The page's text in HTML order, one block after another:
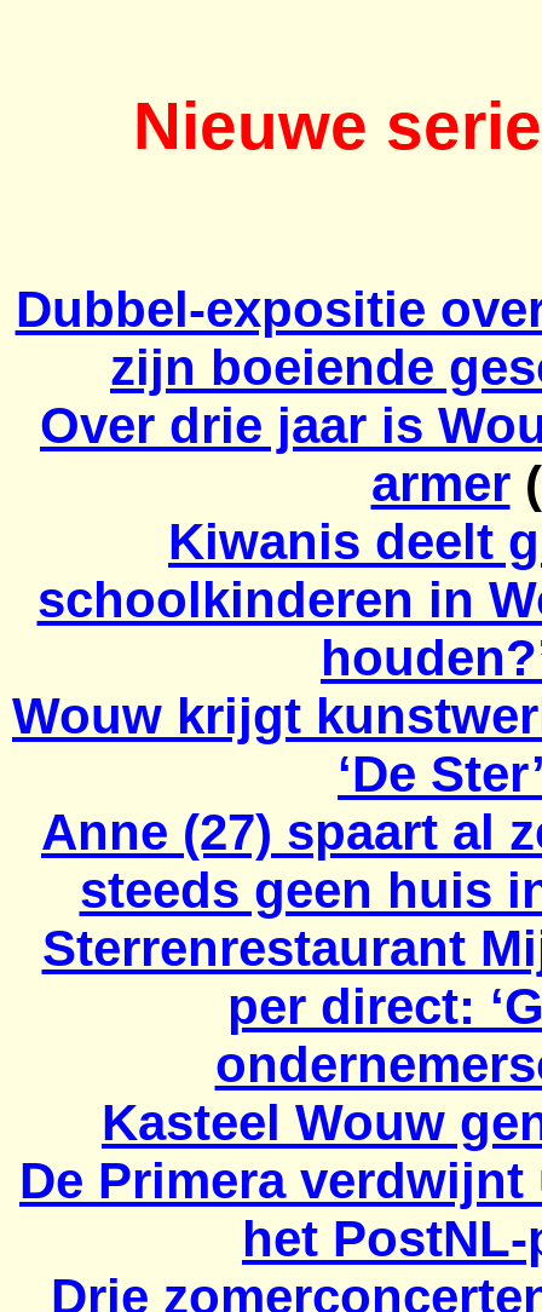
Nieuwe
Dubbel-expositie
zijn boeiende
Over drie jaar is
armer
Kiwanis deelt
schoolkinderen in
Wouw krijgt
‘De Ster’
Anne (27) spaart al
steeds geen huis
Sterrenrestaurant
per direct:
Kasteel Wouw
De Primera
het
Drie